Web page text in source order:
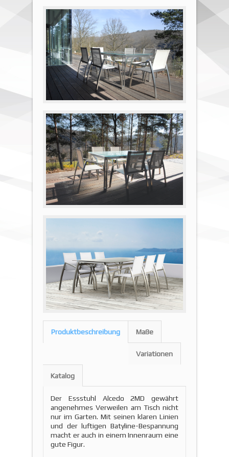
Produktbeschreibung Maße
Variationen
Katalog
Der Essstuhl Alcedo 2MD gewährt
angenehmes Verweilen am Tisch nicht
nur im Garten. Mit seinen klaren Linien
und der luftigen Batyline-Bespannung
macht er auch in einem Innenraum eine
gute Figur.